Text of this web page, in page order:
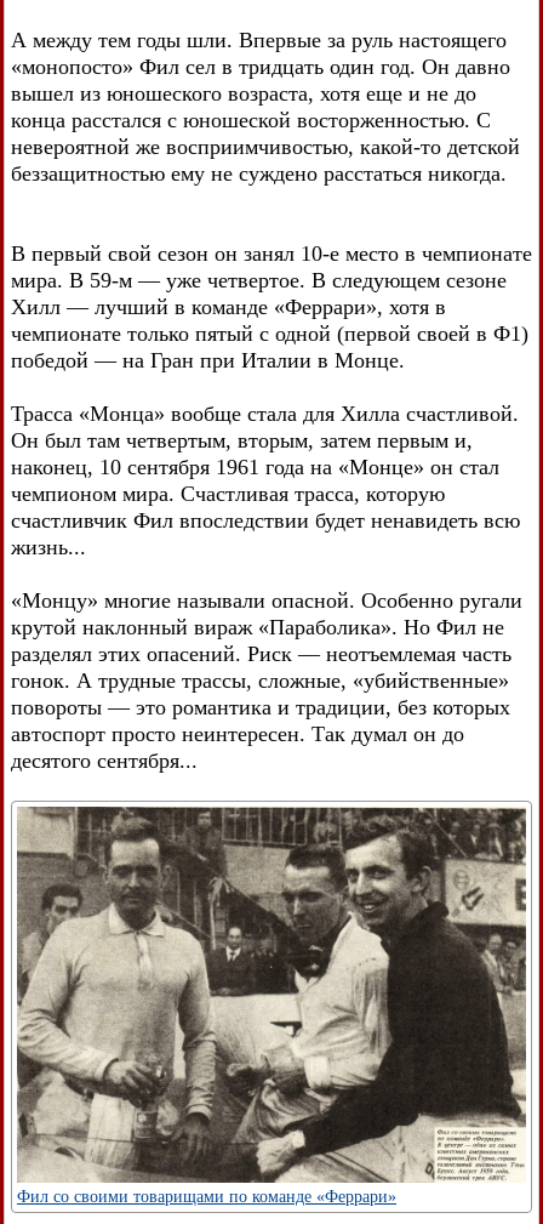
А между тем годы шли. Впервые за руль настоящего
«монопосто» Фил сел в тридцать один год. Он давно
вышел из юношеского возраста, хотя еще и не до
конца расстался с юношеской восторженностью. С
невероятной же восприимчивостью, какой-то детской
беззащитностью ему не суждено расстаться никогда.
В первый свой сезон он занял 10-е место в чемпионате
мира. В 59-м — уже четвертое. В следующем сезоне
Хилл — лучший в команде «Феррари», хотя в
чемпионате только пятый с одной (первой своей в Ф1)
победой — на Гран при Италии в Монце.
Трасса «Монца» вообще стала для Хилла счастливой.
Он был там четвертым, вторым, затем первым и,
наконец, 10 сентября 1961 года на «Монце» он стал
чемпионом мира. Счастливая трасса, которую
счастливчик Фил впоследствии будет ненавидеть всю
жизнь...
«Монцу» многие называли опасной. Особенно ругали
крутой наклонный вираж «Параболика». Но Фил не
разделял этих опасений. Риск — неотъемлемая часть
гонок. А трудные трассы, сложные, «убийственные»
повороты — это романтика и традиции, без которых
автоспорт просто неинтересен. Так думал он до
десятого сентября...
Фил со своими товарищами по команде «Феррари»